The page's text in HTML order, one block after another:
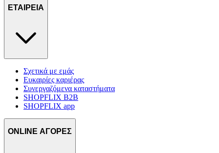
ΕΤΑΙΡΕΙΑ
Σχετικά με εμάς
Ευκαιρίες καριέρας
Συνεργαζόμενα καταστήματα
SHOPFLIX B2B
SHOPFLIX app
ONLINE ΑΓΟΡΕΣ